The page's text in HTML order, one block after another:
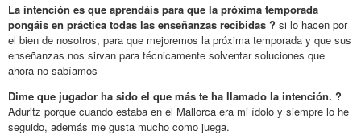
La intención es que aprendáis para que la próxima temporada
pongáis en práctica todas las enseñanzas recibidas ? si lo hacen por
el bien de nosotros, para que mejoremos la próxima temporada y que sus
enseñanzas nos sirvan para técnicamente solventar soluciones que
ahora no sabíamos
Dime que jugador ha sido el que más te ha llamado la intención. ?
Aduritz porque cuando estaba en el Mallorca era mi ídolo y siempre lo he
seguido, además me gusta mucho como juega.